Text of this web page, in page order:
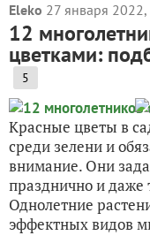
Eleko 27 января
12
цветками:
5
Красные цветы в
среди зелени и
внимание. Они
празднично и даже
Однолетние
эффектных видов